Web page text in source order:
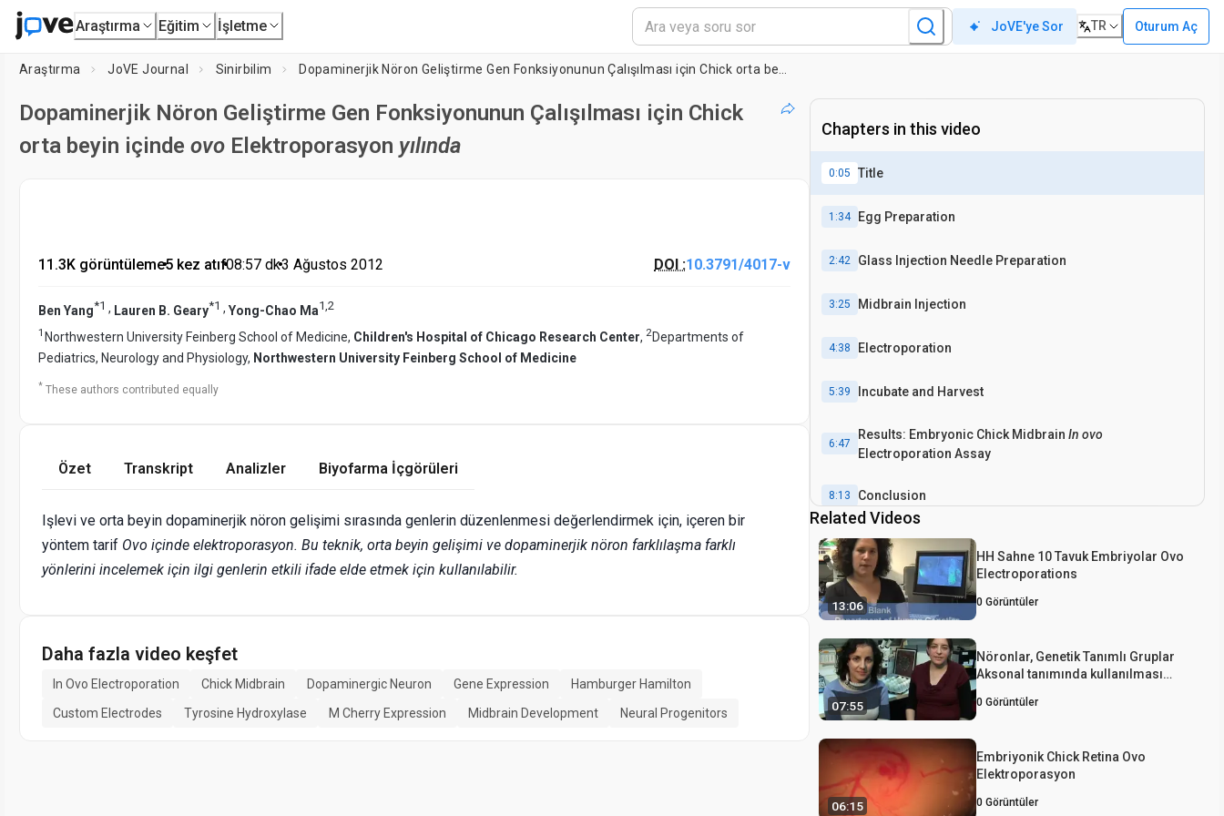
Araştırma Eğitim İşletme JoVE'ye Sor TR Oturum Aç
Araştırma JoVE Journal Sinirbilim
Dopaminerjik Nöron Geliştirme Gen Fonksiyonunun Çalışılması için Chick
orta beyin içinde ovo Elektroporasyon yılında
11.3K görüntüleme•5 kez atıf•08:57 dk•3 Ağustos 2012 DOI :10.3791/4017-v
Ben Yang*1 , Lauren B. Geary*1 , Yong-Chao Ma1,2
1 Northwestern University Feinberg School of Medicine, Children's Hospital of Chicago Research Center, 2Departments of
Pediatrics, Neurology and Physiology, Northwestern University Feinberg School of Medicine
* These authors contributed equally
Özet Transkript Analizler Biyofarma İçgörüleri
Işlevi ve orta beyin dopaminerjik nöron gelişimi sırasında genlerin düzenlenmesi değerlendirmek için, içeren bir
yöntem tarif Ovo içinde elektroporasyon. Bu teknik, orta beyin gelişimi ve dopaminerjik nöron farklılaşma farklı
yönlerini incelemek için ilgi genlerin etkili ifade elde etmek için kullanılabilir.
Daha fazla video keşfet
In Ovo Electroporation Chick Midbrain Dopaminergic Neuron Gene Expression
Hamburger Hamilton
Custom Electrodes
Tyrosine Hydroxylase M Cherry Expression Midbrain Development Neural Progenitors
Chapters in this video
0:05 Title
1:34 Egg Preparation
2:42 Glass Injection Needle Preparation
3:25 Midbrain Injection
4:38 Electroporation
5:39 Incubate and Harvest
6:47
Results: Embryonic Chick Midbrain In ovo
Electroporation Assay
8:13 Conclusion
Related Videos
13:06
HH Sahne 10 Tavuk Embriyolar Ovo
Electroporations
0 Görüntüler
07:55
Nöronlar, Genetik Tanımlı Gruplar
Aksonal tanımında kullanılması
Elektroporasyon
0 Görüntüler
06:15
Embriyonik Chick Retina Ovo
Elektroporasyon
0 Görüntüler